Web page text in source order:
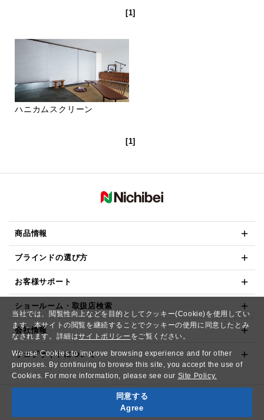
当社では、閲覧性向上などを目的としてクッキー(Cookie)を使用してい
ます。本サイトの閲覧を継続することでクッキーの使用に同意したとみ
なされます。詳細はサイトポリシー をご覧ください。
We use Cookies to improve browsing experience and for other
purposes. By continuing to browse this site, you accept the use of
Cookies. For more information, please see our Site Policy.
同意する
Agree
[1]
ハニカムスクリーン
[1]
商品情報
ブラインドの選び方
お客様サポート
ショールーム・取扱店検索
会社情報
ウェブサイトについて
Copyright© NICHIBEI CO.,LTD. All Rights Reserved.